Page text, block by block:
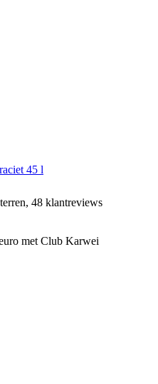
45 l
48 klantreviews
met Club Karwei